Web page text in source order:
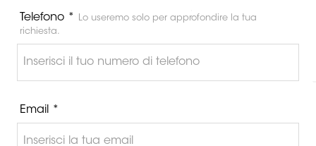
Telefono *
Lo useremo solo per approfondire la tua
richiesta.
Email *